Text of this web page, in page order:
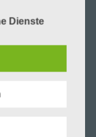
adipiscing
mit der
geltenden
möchte unser
genutzten und
über die ihnen
Dienste